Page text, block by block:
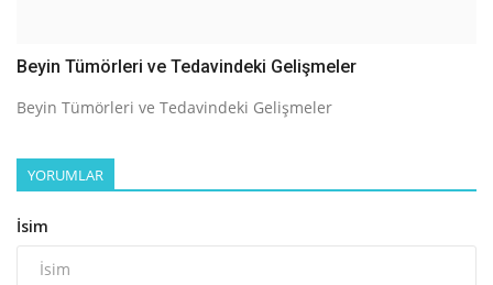
Beyin Tümörleri ve Tedavindeki Gelişmeler
Beyin Tümörleri ve Tedavindeki Gelişmeler
YORUMLAR
İsim